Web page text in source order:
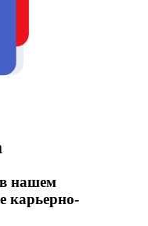
нашем
карьерно-